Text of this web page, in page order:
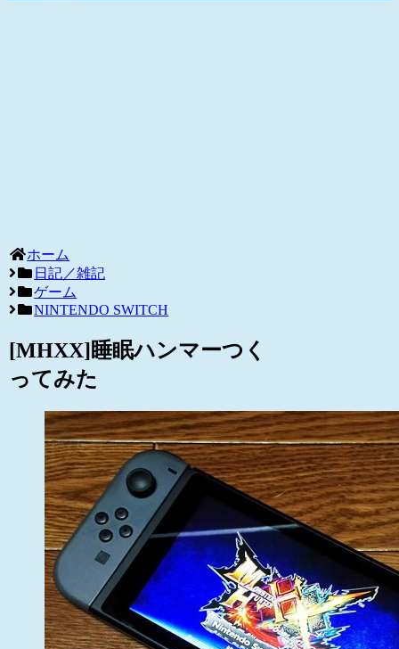
ホーム
日記／雑記
ゲーム
NINTENDO SWITCH
[MHXX]睡眠ハンマーつく
ってみた